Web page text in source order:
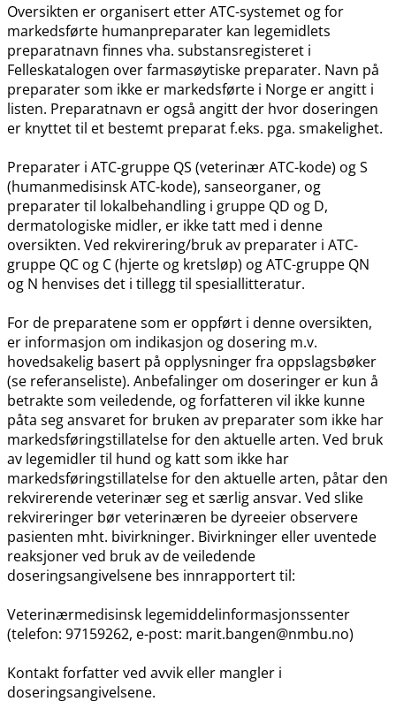
Oversikten er organisert etter ATC-systemet og for
markedsførte humanpreparater kan legemidlets
preparatnavn finnes vha. substansregisteret i
Felleskatalogen over farmasøytiske preparater. Navn på
preparater som ikke er markedsførte i Norge er angitt i
listen. Preparatnavn er også angitt der hvor doseringen
er knyttet til et bestemt preparat f.eks. pga. smakelighet.
Preparater i ATC-gruppe QS (veterinær ATC-kode) og S
(humanmedisinsk ATC-kode), sanseorganer, og
preparater til lokalbehandling i gruppe QD og D,
dermatologiske midler, er ikke tatt med i denne
oversikten. Ved rekvirering​/​bruk av preparater i ATC-
gruppe QC og C (hjerte og kretsløp) og ATC-gruppe QN
og N henvises det i tillegg til spesiallitteratur.
For de preparatene som er oppført i denne oversikten,
er informasjon om indikasjon og dosering m.v.
hovedsakelig basert på opplysninger fra oppslagsbøker
(se referanseliste). Anbefalinger om doseringer er kun å
betrakte som veiledende, og forfatteren vil ikke kunne
påta seg ansvaret for bruken av preparater som ikke har
markedsføringstillatelse for den aktuelle arten. Ved bruk
av legemidler til hund og katt som ikke har
markedsføringstillatelse for den aktuelle arten, påtar den
rekvirerende veterinær seg et særlig ansvar. Ved slike
rekvireringer bør veterinæren be dyreeier observere
pasienten mht. bivirkninger. Bivirkninger eller uventede
reaksjoner ved bruk av de veiledende
doseringsangivelsene bes innrapportert til:
Veterinærmedisinsk legemiddelinformasjonssenter
(telefon: 97159262, e-post: marit.bangen@nmbu.no)
Kontakt forfatter ved avvik eller mangler i
doseringsangivelsene.